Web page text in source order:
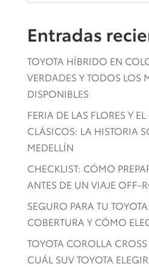
Entradas
TOYOTA HÍBRIDO EN
VERDADES Y TODOS LOS
DISPONIBLES
FERIA DE LAS FLORES Y
CLÁSICOS: LA HISTORIA
MEDELLÍN
CHECKLIST: CÓMO
ANTES DE UN VIAJE OFF-
SEGURO PARA TU
COBERTURA Y CÓMO
TOYOTA COROLLA CROSS
CUÁL SUV TOYOTA ELEGIR